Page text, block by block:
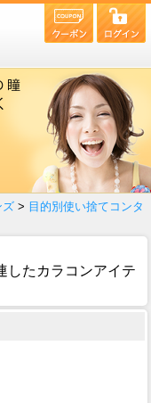
ズ > 目的別使い捨てコンタ
したカラコンアイテ